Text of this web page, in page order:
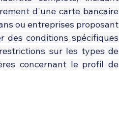
d'une carte bancaire
ou entreprises proposant
des conditions spécifiques
sur les types de
concernant le profil de